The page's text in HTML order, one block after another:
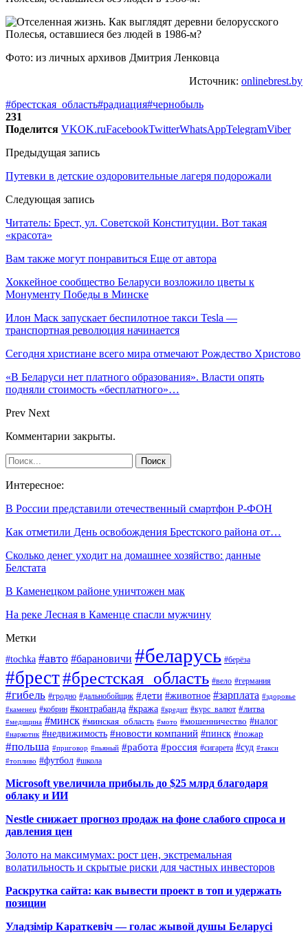
Фото: из личных архивов Дмитрия Ленковца
Источник: onlinebrest.by
#брестская_область#радиация#чернобыль
231
Поделится VKOK.ruFacebookTwitterWhatsAppTelegramViber
Предыдущая запись
Путевки в детские оздоровительные лагеря подорожали
Следующая запись
Читатель: Брест, ул. Советской Конституции. Вот такая
«красота»
Вам также могут понравиться Еще от автора
Хоккейное сообщество Беларуси возложило цветы к
Монументу Победы в Минске
Илон Маск запускает беспилотное такси Tesla —
транспортная революция начинается
Сегодня христиане всего мира отмечают Рождество Христово
«В Беларуси нет платного образования». Власти опять
подняли стоимость «бесплатного»…
Prev Next
Комментарии закрыты.
Интересное:
В России представили отечественный смартфон Р-ФОН
Как отметили День освобождения Брестского района от…
Сколько денег уходит на домашнее хозяйство: данные
Белстата
В Каменецком районе уничтожен мак
На реке Лесная в Каменце спасли мужчину
Метки
#tochka #авто #барановичи #беларусь #берёза
#брест#брестская_область #вело #германия
#гибель #гродно #дальнобойщик #дети #животное #зарплата #здоровье
#каменец #кобрин #контрабанда #кража #кредит #курс_валют #литва
#медицина #минск #минская_область #мото #мошенничество #налог
#наркотик #недвижимость #новости компаний #пинск #пожар
#польша #приговор #пьяный #работа #россия #сигарета #суд #такси
#топливо #футбол #школа
Microsoft увеличила прибыль до $25 млрд благодаря
облаку и ИИ
Nestle снижает прогноз продаж на фоне слабого спроса и
давления цен
Золото на максимумах: рост цен, экстремальная
волатильность и скрытые риски для частных инвесторов
Раскрутка сайта: как вывести проект в топ и удержать
позиции
Уладзімір Караткевіч — голас жывой душы Беларусі